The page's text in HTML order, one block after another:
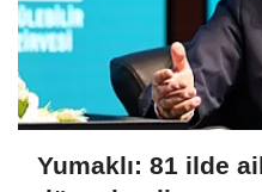
Yumaklı: 81 ilde